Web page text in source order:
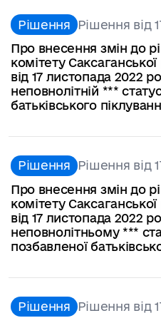
Рішення Рішення від
Про внесення змін до
комітету
від 17 листопада 2022
неповнолітній ***
батьківського
Рішення Рішення від
Про внесення змін до
комітету
від 17 листопада 2022
неповнолітньому ***
позбавленої
Рішення Рішення від